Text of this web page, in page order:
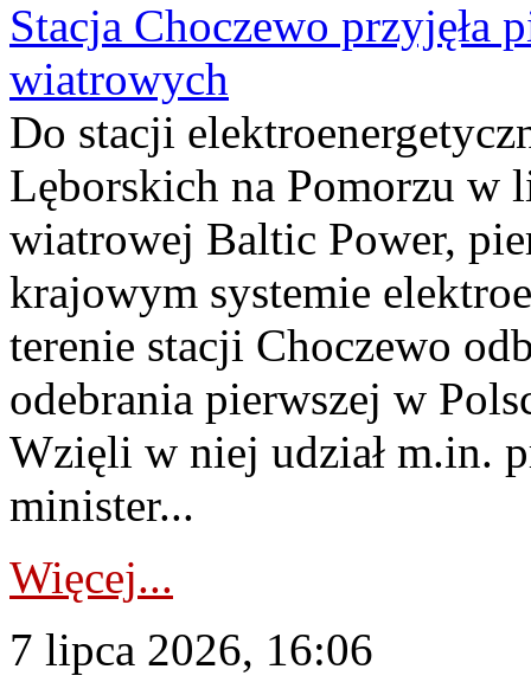
Stacja Choczewo przyjęła
wiatrowych
Do stacji
Lęborskich na Pomorzu w
wiatrowej Baltic Power,
krajowym systemie
terenie stacji Choczewo
odebrania pierwszej w
Wzięli w niej udział m.in.
minister...
Więcej...
7 lipca 2026, 16:06